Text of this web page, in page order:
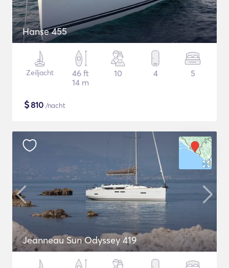
Hanse 455
Zeiljacht
46 ft
14 m
10 4 5
$810 /nacht
Jeanneau Sun Odyssey 419